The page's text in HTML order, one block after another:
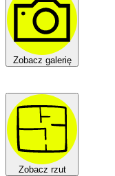
Zobacz galerię
Zobacz rzut